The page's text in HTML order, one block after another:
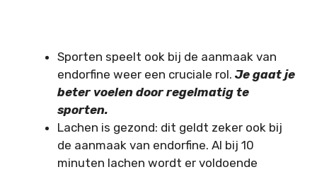
Sporten speelt ook bij de aanmaak van
endorfine weer een cruciale rol. Je gaat je
beter voelen door regelmatig te
sporten.
Lachen is gezond: dit geldt zeker ook bij
de aanmaak van endorfine. Al bij 10
minuten lachen wordt er voldoende